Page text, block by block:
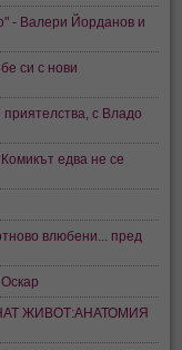
- Валери Йорданов и
си с нови
с Владо
едва не се
влюбени... пред
ЖИВОТ:АНАТОМИЯ